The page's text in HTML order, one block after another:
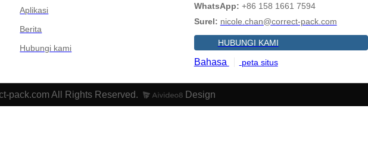
Aplikasi
Berita
Hubungi kami
WhatsApp: +86 158 1661 7594
Surel: nicole.chan@correct-pack.com
HUBUNGI KAMI
Bahasa peta situs
pack.com All Rights Reserved.
Design